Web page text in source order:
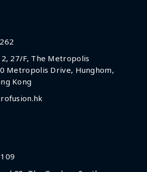
27/F, The Metropolis
Metropolis Drive, Hunghom,
Kong